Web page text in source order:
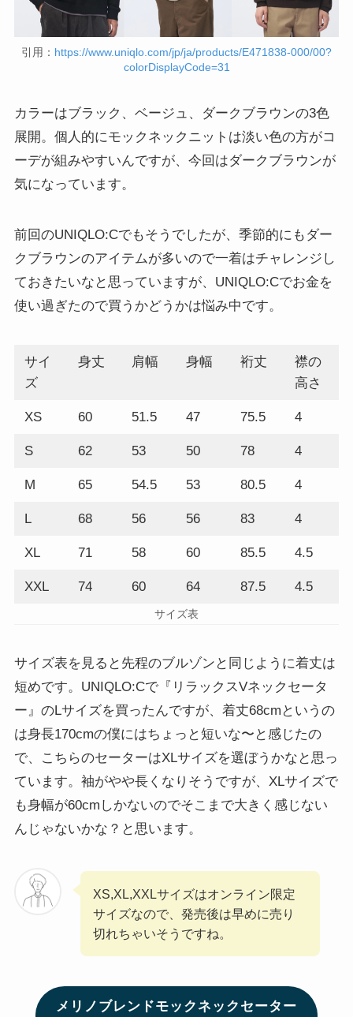
引用： https://www.uniqlo.com/jp/ja/products/E471838-000/00?
colorDisplayCode=31
カラーはブラック、ベージュ、ダークブラウンの3色
展開。個人的にモックネックニットは淡い色の方がコ
ーデが組みやすいんですが、今回はダークブラウンが
気になっています。
前回のUNIQLO:Cでもそうでしたが、季節的にもダー
クブラウンのアイテムが多いので一着はチャレンジし
ておきたいなと思っていますが、UNIQLO:Cでお金を
使い過ぎたので買うかどうかは悩み中です。
サイ
ズ
身丈 肩幅 身幅 裄丈
襟の
高さ
XS 60 51.5 47 75.5 4
S 62 53 50 78 4
M 65 54.5 53 80.5 4
L 68 56 56 83 4
XL 71 58 60 85.5 4.5
XXL 74 60 64 87.5 4.5
サイズ表
サイズ表を見ると先程のブルゾンと同じように着丈は
短めです。UNIQLO:Cで『リラックスVネックセータ
ー』のLサイズを買ったんですが、着丈68cmというの
は身長170cmの僕にはちょっと短いな〜と感じたの
で、こちらのセーターはXLサイズを選ぼうかなと思っ
ています。袖がやや長くなりそうですが、XLサイズで
も身幅が60cmしかないのでそこまで大きく感じない
んじゃないかな？と思います。
XS,XL,XXLサイズはオンライン限定
サイズなので、発売後は早めに売り
切れちゃいそうですね。
メリノブレンドモックネックセーター